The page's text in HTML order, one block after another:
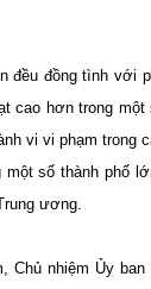
đều đồng tình với
cao hơn trong
vi vi phạm trong
một số thành phố
ương.
Chủ nhiệm Ủy